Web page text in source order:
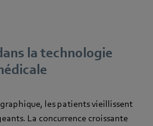
la technologie
les patients vieillissent
La concurrence croissante